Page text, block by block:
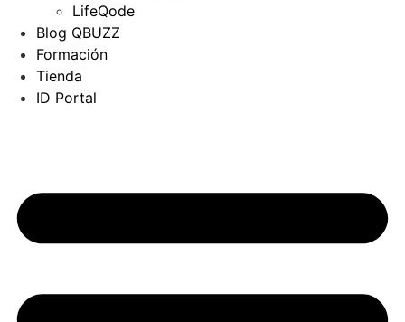
LifeQode
Blog QBUZZ
Formación
Tienda
ID Portal